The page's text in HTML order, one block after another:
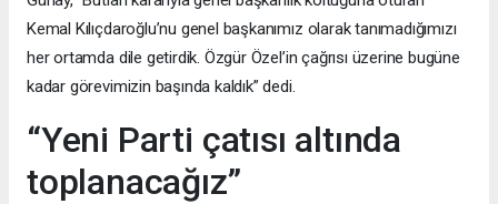
Kemal Kılıçdaroğlu’nu genel başkanımız olarak tanımadığımızı
her ortamda dile getirdik. Özgür Özel’in çağrısı üzerine bugüne
kadar görevimizin başında kaldık” dedi.
“Yeni Parti çatısı altında
toplanacağız”